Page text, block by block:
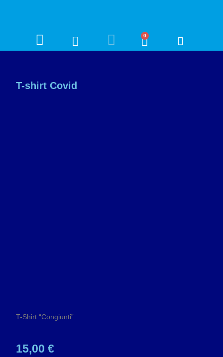
0
T-shirt Covid
T-Shirt “Congiunti”
15,00 €